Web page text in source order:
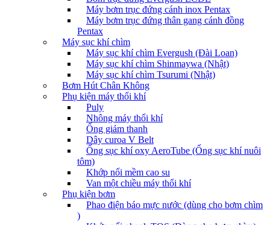
Máy bơm trục đứng cánh inox Pentax
Máy bơm trục đứng thân gang cánh đồng
Pentax
Máy sục khí chìm
Máy sục khí chìm Evergush (Đài Loan)
Máy sục khí chìm Shinmaywa (Nhật)
Máy sục khí chìm Tsurumi (Nhật)
Bơm Hút Chân Không
Phụ kiện máy thổi khí
Puly
Nhông máy thổi khí
Ống giảm thanh
Dây curoa V Belt
Ống sục khí oxy AeroTube (Ống sục khí nuôi
tôm)
Khớp nối mềm cao su
Van một chiều máy thổi khí
Phụ kiện bơm
Phao điện báo mực nước (dùng cho bơm chìm
)